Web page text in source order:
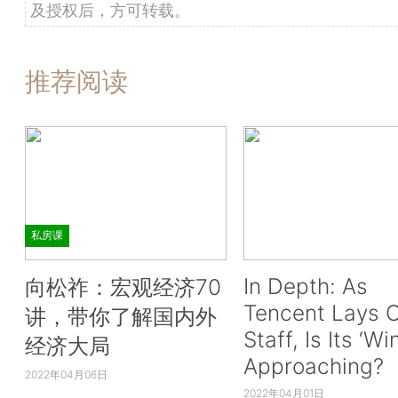
及授权后，方可转载。
推荐阅读
私房课
向松祚：宏观经济70
讲，带你了解国内外
经济大局
2022年04月06日
In Depth: As
Tencent Lays
Staff, Is Its
Approaching?
2022年04月01日